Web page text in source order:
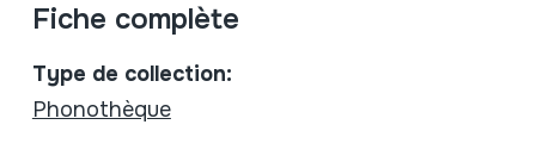
Fiche complète
Type de collection:
Phonothèque